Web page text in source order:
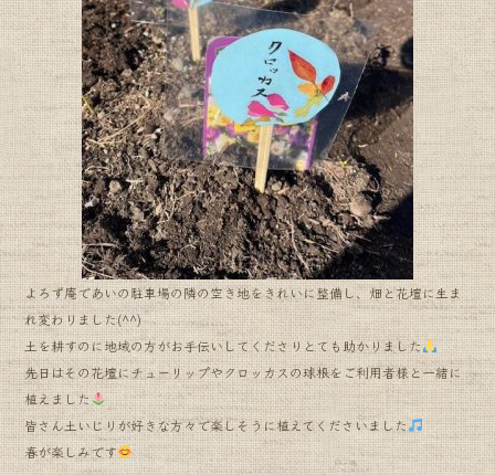
よろず庵であいの駐車場の隣の空き地をきれいに整備し、畑と花壇に生ま
れ変わりました(^^)
土を耕すのに地域の方がお手伝いしてくださりとても助かりました
先日はその花壇にチューリップやクロッカスの球根をご利用者様と一緒に
植えました
皆さん土いじりが好きな方々で楽しそうに植えてくださいました
春が楽しみです